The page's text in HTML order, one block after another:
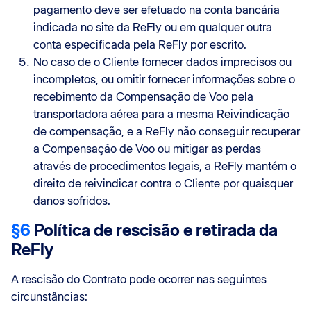
pagamento deve ser efetuado na conta bancária
indicada no site da ReFly ou em qualquer outra
conta especificada pela ReFly por escrito.
No caso de o Cliente fornecer dados imprecisos ou
incompletos, ou omitir fornecer informações sobre o
recebimento da Compensação de Voo pela
transportadora aérea para a mesma Reivindicação
de compensação, e a ReFly não conseguir recuperar
a Compensação de Voo ou mitigar as perdas
através de procedimentos legais, a ReFly mantém o
direito de reivindicar contra o Cliente por quaisquer
danos sofridos.
§6 Política de rescisão e retirada da
ReFly
A rescisão do Contrato pode ocorrer nas seguintes
circunstâncias: